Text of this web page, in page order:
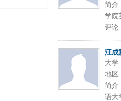
简介
学院
评论
汪成
大学
地区
简介
语大